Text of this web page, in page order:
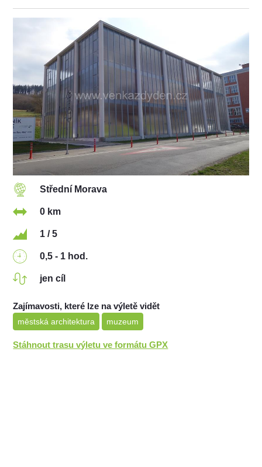
Střední Morava
0 km
1 / 5
0,5 - 1 hod.
jen cíl
Zajímavosti, které lze na výletě vidět
městská architektura muzeum
Stáhnout trasu výletu ve formátu GPX